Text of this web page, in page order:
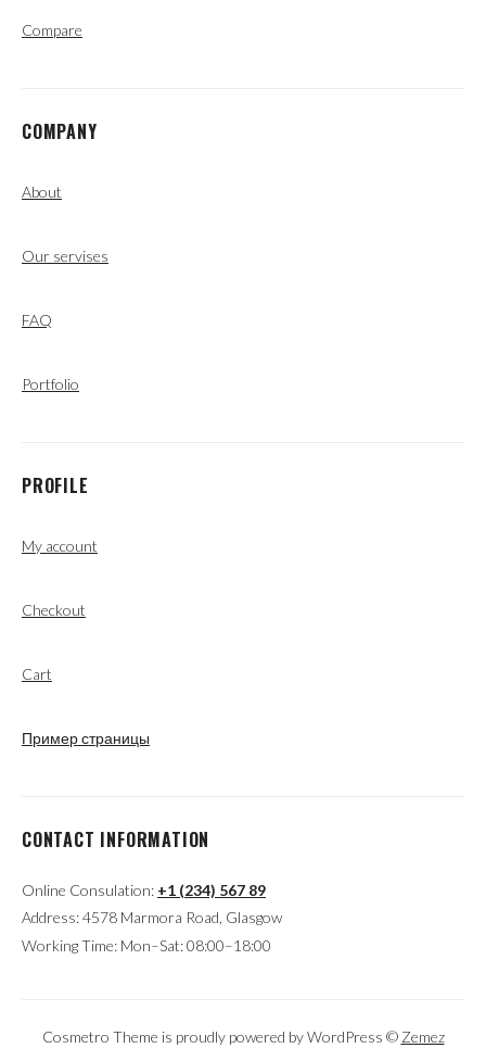
Compare
COMPANY
About
Our servises
FAQ
Portfolio
PROFILE
My account
Checkout
Cart
Пример страницы
CONTACT INFORMATION
Online Consulation: +1 (234) 567 89
Address: 4578 Marmora Road, Glasgow
Working Time: Mon–Sat: 08:00–18:00
Cosmetro Theme is proudly powered by WordPress © Zemez